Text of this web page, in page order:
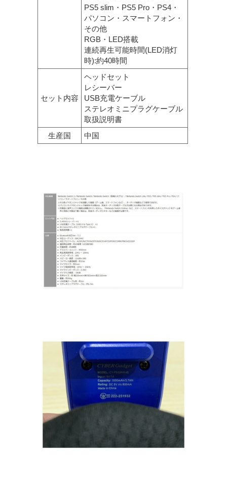
PS5 slim・PS5 Pro・PS4・
パソコン・スマートフォン・
その他
RGB・LED搭載
連続再生可能時間(LED消灯
時):約40時間
セット内容
ヘッドセット
レシーバー
USB充電ケーブル
ステレオミニプラグケーブル
取扱説明書
生産国
中国